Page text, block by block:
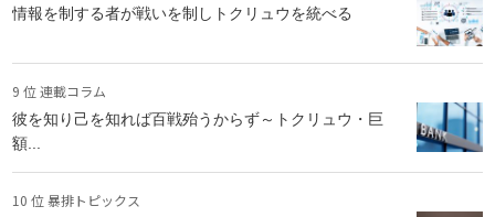
情報を制する者が戦いを制しトクリュウを統べる
9 位 連載コラム
彼を知り己を知れば百戦殆うからず～トクリュウ・巨
額...
10 位 暴排トピックス